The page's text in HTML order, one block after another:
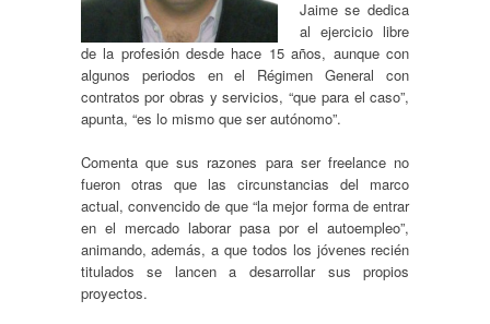
Jaime se dedica
al ejercicio libre
de la profesión desde hace 15 años, aunque con
algunos periodos en el Régimen General con
contratos por obras y servicios, “que para el caso”,
apunta, “es lo mismo que ser autónomo”.
Comenta que sus razones para ser freelance no
fueron otras que las circunstancias del marco
actual, convencido de que “la mejor forma de entrar
en el mercado laborar pasa por el autoempleo”,
animando, además, a que todos los jóvenes recién
titulados se lancen a desarrollar sus propios
proyectos.